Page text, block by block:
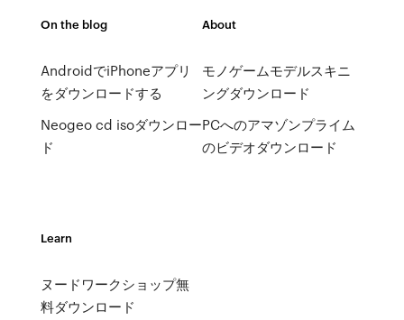
On the blog
AndroidでiPhoneアプリ
をダウンロードする
Neogeo cd isoダウンロー
ド
About
モノゲームモデルスキニ
ングダウンロード
PCへのアマゾンプライム
のビデオダウンロード
Learn
ヌードワークショップ無
料ダウンロード